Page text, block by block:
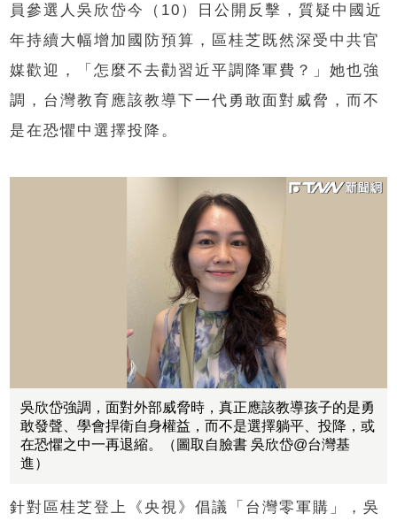
員參選人吳欣岱今（10）日公開反擊，質疑中國近
年持續大幅增加國防預算，區桂芝既然深受中共官
媒歡迎，「怎麼不去勸習近平調降軍費？」她也強
調，台灣教育應該教導下一代勇敢面對威脅，而不
是在恐懼中選擇投降。
吳欣岱強調，面對外部威脅時，真正應該教導孩子的是勇
敢發聲、學會捍衛自身權益，而不是選擇躺平、投降，或
在恐懼之中一再退縮。（圖取自臉書 吳欣岱@台灣基
進）
針對區桂芝登上《央視》倡議「台灣零軍購」，吳